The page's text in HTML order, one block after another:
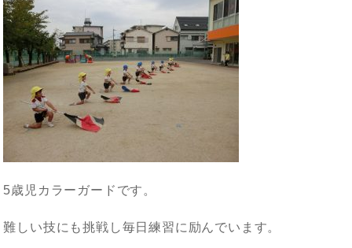
5歳児カラーガードです。
難しい技にも挑戦し毎日練習に励んでいます。